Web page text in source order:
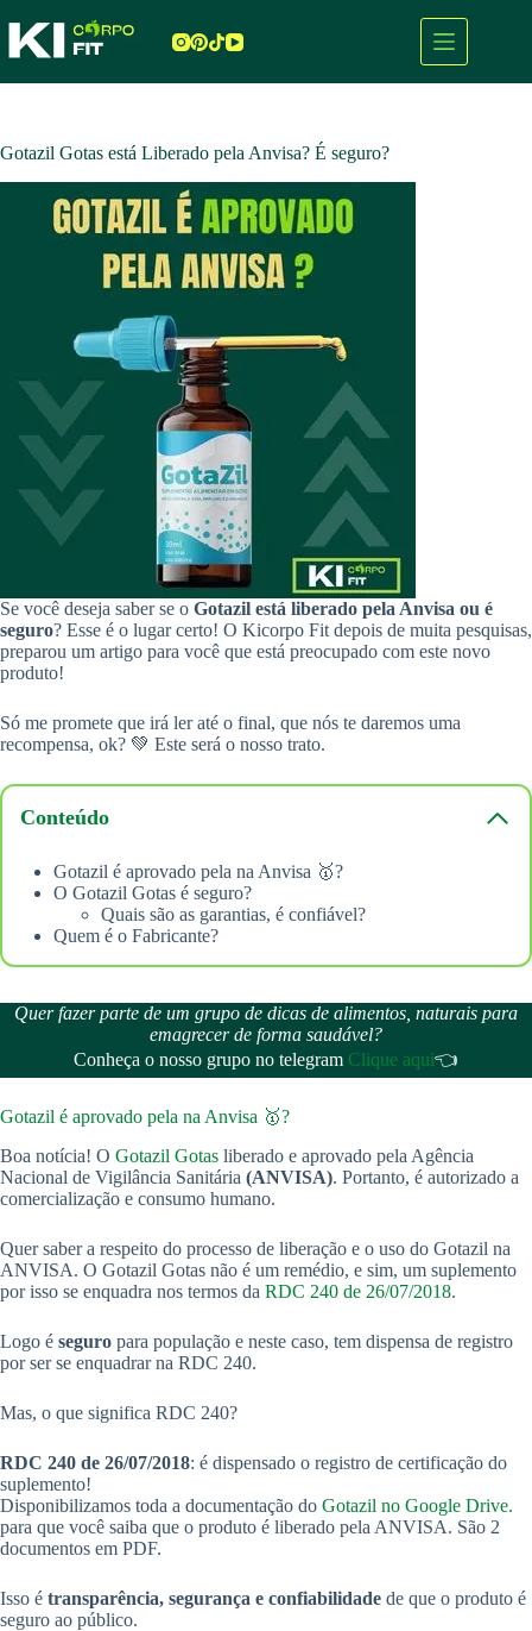
para
Gotazil Gotas está Liberado pela Anvisa? É seguro?
Se você deseja saber se o Gotazil está liberado pela Anvisa ou é
seguro? Esse é o lugar certo! O Kicorpo Fit depois de muita pesquisas,
preparou um artigo para você que está preocupado com este novo
produto!
Só me promete que irá ler até o final, que nós te daremos uma
recompensa, ok? 💚 Este será o nosso trato.
Conteúdo
Gotazil é aprovado pela na Anvisa 🥇?
O Gotazil Gotas é seguro?
Quais são as garantias, é confiável?
Quem é o Fabricante?
Quer fazer parte de um grupo de dicas de alimentos, naturais para
emagrecer de forma saudável?
Conheça o nosso grupo no telegram Clique aqui👈
Gotazil é aprovado pela na Anvisa 🥇?
Boa notícia! O Gotazil Gotas liberado e aprovado pela Agência
Nacional de Vigilância Sanitária (ANVISA). Portanto, é autorizado a
comercialização e consumo humano.
Quer saber a respeito do processo de liberação e o uso do Gotazil na
ANVISA. O Gotazil Gotas não é um remédio, e sim, um suplemento
por isso se enquadra nos termos da RDC 240 de 26/07/2018.
Logo é seguro para população e neste caso, tem dispensa de registro
por ser se enquadrar na RDC 240.
Mas, o que significa RDC 240?
RDC 240 de 26/07/2018: é dispensado o registro de certificação do
suplemento!
Disponibilizamos toda a documentação do Gotazil no Google Drive.
para que você saiba que o produto é liberado pela ANVISA. São 2
documentos em PDF.
Isso é transparência, segurança e confiabilidade de que o produto é
seguro ao público.